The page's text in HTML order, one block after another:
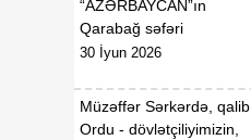
“AZƏRBAYCAN”ın
Qarabağ səfəri
30 İyun 2026
Müzəffər Sərkərdə, qalib
Ordu - dövlətçiliyimizin,